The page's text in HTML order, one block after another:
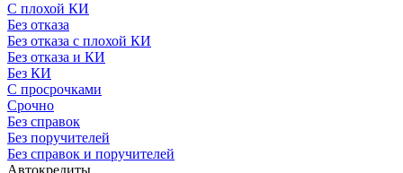
С плохой КИ
Без отказа
Без отказа с плохой КИ
Без отказа и КИ
Без КИ
С просрочками
Срочно
Без справок
Без поручителей
Без справок и поручителей
Автокредиты